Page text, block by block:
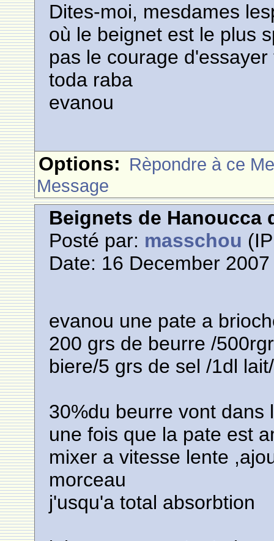
Dites-moi, mesdames
où le beignet est le plus
pas le courage
toda raba
evanou
Options: Rèpondre à ce
Message
Beignets de Hanoucca
Posté par: masschou
Date: 16 December
evanou une pate a
200 grs de beurre /
biere/5 grs de sel /1dl
30%du beurre vont dans
une fois que la pate est
mixer a vitesse lente
morceau
j'usqu'a total absorbtion